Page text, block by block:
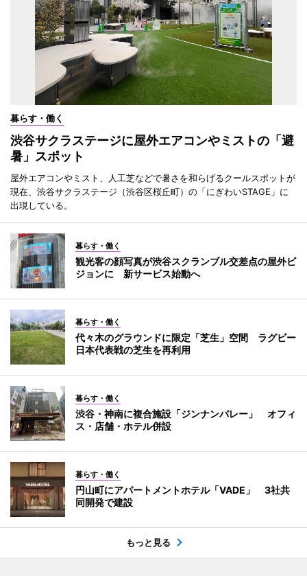
暮らす・働く
渋谷サクラステージに屋外エアコンやミストの「避
暑」スポット
屋外エアコンやミスト、人工芝などで暑さを和らげるクールスポットが
現在、渋谷サクラステージ（渋谷区桜丘町）の「にぎわいSTAGE」に
出現している。
暮らす・働く
観光客の顔写真が渋谷スクランブル交差点の屋外ビ
ジョンに 新サービス始動へ
暮らす・働く
代々木のグラウンドに限定「芝生」空間 ラグビー
日本代表戦の芝生を再利用
暮らす・働く
渋谷・神南に複合施設「ジンナンバレー」 オフィ
ス・店舗・ホテル併設
暮らす・働く
円山町にアパートメントホテル「VADE」 3社共
同開発で建設
もっと見る